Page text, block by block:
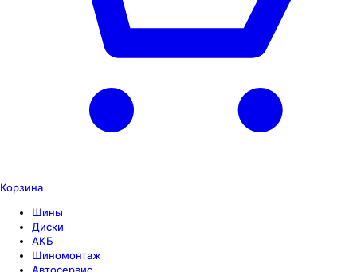
Корзина
Шины
Диски
АКБ
Шиномонтаж